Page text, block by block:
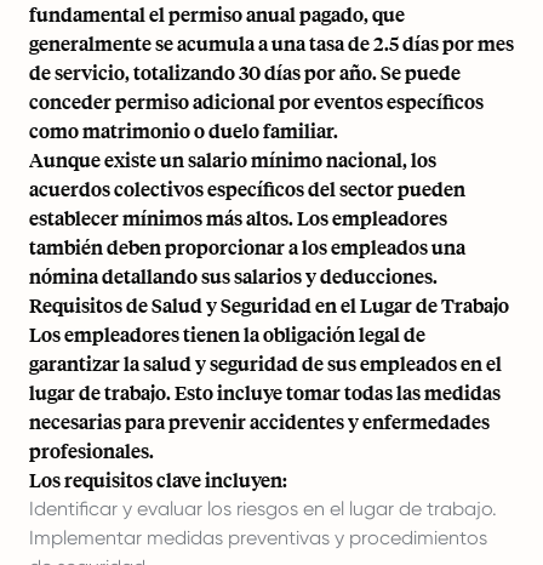
fundamental el permiso anual pagado, que
generalmente se acumula a una tasa de 2.5 días por mes
de servicio, totalizando 30 días por año. Se puede
conceder permiso adicional por eventos específicos
como matrimonio o duelo familiar.
Aunque existe un salario mínimo nacional, los
acuerdos colectivos específicos del sector pueden
establecer mínimos más altos. Los empleadores
también deben proporcionar a los empleados una
nómina detallando sus salarios y deducciones.
Requisitos de Salud y Seguridad en el Lugar de Trabajo
Los empleadores tienen la obligación legal de
garantizar la salud y seguridad de sus empleados en el
lugar de trabajo. Esto incluye tomar todas las medidas
necesarias para prevenir accidentes y enfermedades
profesionales.
Los requisitos clave incluyen:
Identificar y evaluar los riesgos en el lugar de trabajo.
Implementar medidas preventivas y procedimientos